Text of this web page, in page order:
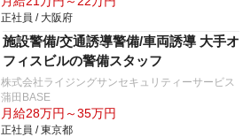
正社員 / 大阪府
施設警備/交通誘導警備/車両誘導 大手オ
フィスビルの警備スタッフ
株式会社ライジングサンセキュリティーサービス
蒲田BASE
月給28万円～35万円
正社員 / 東京都